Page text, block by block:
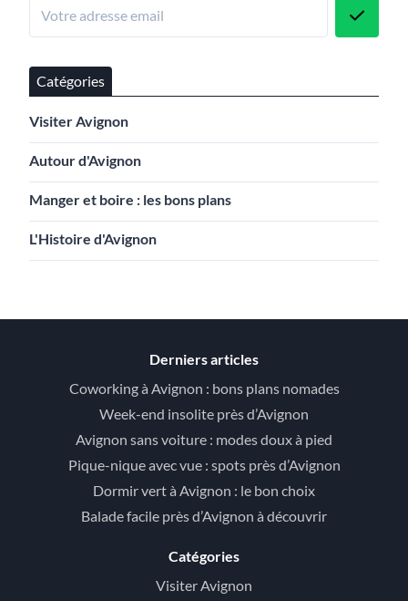
Catégories
Visiter Avignon
Autour d'Avignon
Manger et boire : les bons plans
L'Histoire d'Avignon
Derniers articles
Coworking à Avignon : bons plans nomades
Week-end insolite près d’Avignon
Avignon sans voiture : modes doux à pied
Pique-nique avec vue : spots près d’Avignon
Dormir vert à Avignon : le bon choix
Balade facile près d’Avignon à découvrir
Catégories
Visiter Avignon